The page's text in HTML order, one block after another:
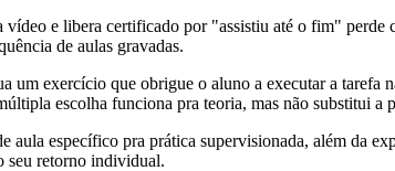
e libera certificado por "assistiu até o fim"
de aulas gravadas.
um exercício que obrigue o aluno a executar a
escolha funciona pra teoria, mas não substitui
aula específico pra prática supervisionada, além da
seu retorno individual.